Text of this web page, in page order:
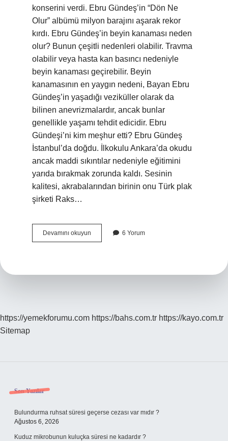
konserini verdi. Ebru Gündeş’in “Dön Ne
Olur” albümü milyon barajını aşarak rekor
kırdı. Ebru Gündeş’in beyin kanaması neden
olur? Bunun çeşitli nedenleri olabilir. Travma
olabilir veya hasta kan basıncı nedeniyle
beyin kanaması geçirebilir. Beyin
kanamasının en yaygın nedeni, Bayan Ebru
Gündeş’in yaşadığı veziküller olarak da
bilinen anevrizmalardır, ancak bunlar
genellikle yaşamı tehdit edicidir. Ebru
Gündeşi’ni kim meşhur etti? Ebru Gündeş
İstanbul’da doğdu. İlkokulu Ankara’da okudu
ancak maddi sıkıntılar nedeniyle eğitimini
yarıda bırakmak zorunda kaldı. Sesinin
kalitesi, akrabalarından birinin onu Türk plak
şirketi Raks…
Devamını okuyun
Gündeş
6 Yorum
https://yemekforumu.com https://bahs.com.tr https://kayo.com.tr
Sitemap
Sidebar
Son Yazılar
Bulundurma ruhsat süresi geçerse cezası var mıdır ?
Ağustos 6, 2026
Kuduz mikrobunun kuluçka süresi ne kadardır ?